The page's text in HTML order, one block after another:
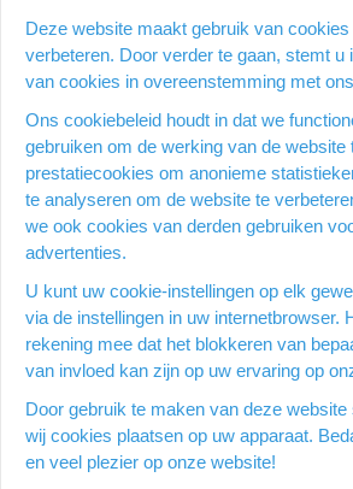
Op een werkdag voor 15:00 uur
verzonden
25 000 kantoorartikelen
Veilig en betrouwbare partner voor
9,4/10167 reviews
Heb je een vraag over dit
product?
Vraag stellen
Productomschrijving
Deze website maakt gebruik van
verbeteren. Door verder te gaan, stemt u
van cookies in overeenstemming met
Ons cookiebeleid houdt in dat we
gebruiken om de werking van de website
prestatiecookies om anonieme
te analyseren om de website te
we ook cookies van derden gebruiken
advertenties.
U kunt uw cookie-instellingen op elk
via de instellingen in uw internetbrowser.
rekening mee dat het blokkeren van
van invloed kan zijn op uw ervaring op
Door gebruik te maken van deze
wij cookies plaatsen op uw apparaat.
en veel plezier op onze website!